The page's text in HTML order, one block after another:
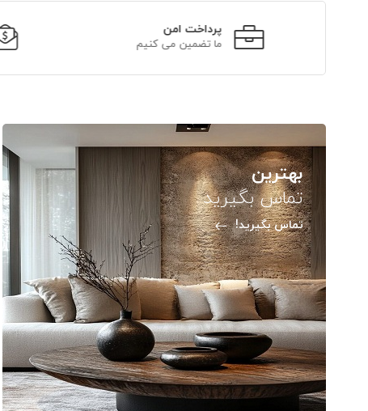
پرداخت امن
ما تضمین می کنیم
بهترین
تماس بگیرید
تماس بگیرید!